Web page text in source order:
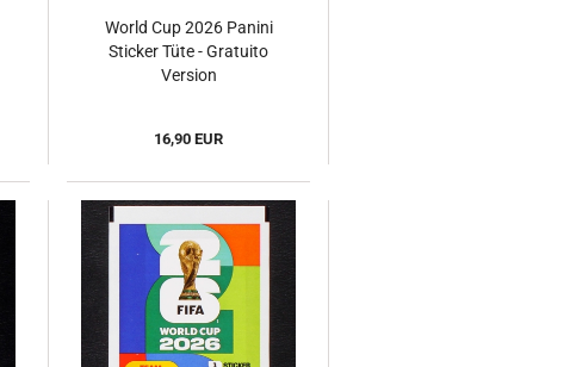
World Cup 2026 Panini
Sticker Tüte - Gratuito
Version
16,90 EUR